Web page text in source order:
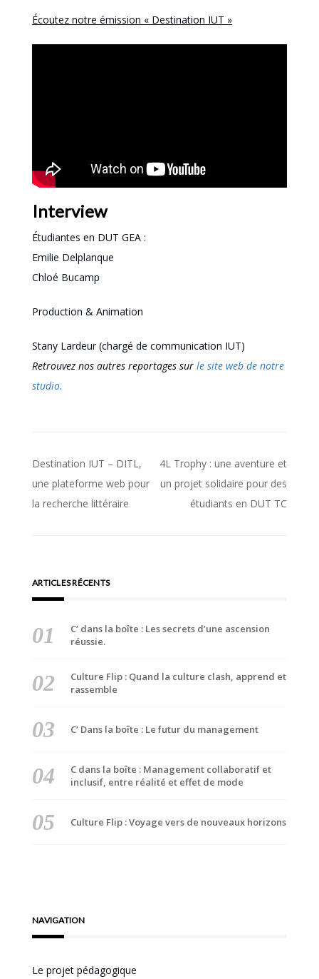
Écoutez notre émission « Destination IUT »
Interview
Étudiantes en DUT GEA :
Emilie Delplanque
Chloé Bucamp
Production & Animation
Stany Lardeur (chargé de communication IUT)
Retrouvez nos autres reportages sur le site web de notre
studio.
Navigation
de
l’article
Destination IUT – DITL,
une plateforme web pour
la recherche littéraire
4L Trophy : une aventure et
un projet solidaire pour des
étudiants en DUT TC
ARTICLES RÉCENTS
C’ dans la boîte : Les secrets d’une ascension
réussie.
Culture Flip : Quand la culture clash, apprend et
rassemble
C’ Dans la boîte : Le futur du management
C dans la boîte : Management collaboratif et
inclusif, entre réalité et effet de mode
Culture Flip : Voyage vers de nouveaux horizons
NAVIGATION
Le projet pédagogique